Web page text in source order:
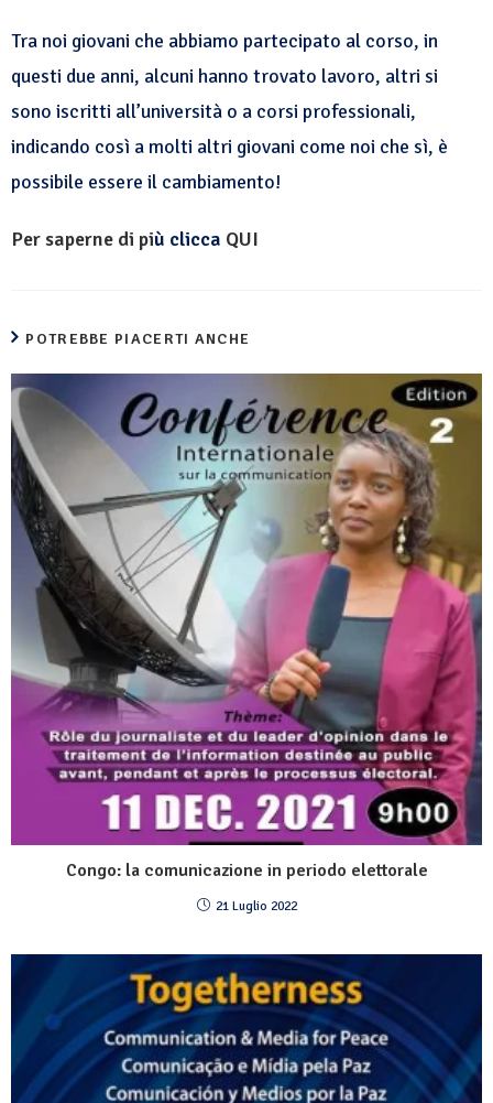
Tra noi giovani che abbiamo partecipato al corso, in
questi due anni, alcuni hanno trovato lavoro, altri si
sono iscritti all’università o a corsi professionali,
indicando così a molti altri giovani come noi che sì, è
possibile essere il cambiamento!
Per saperne di più clicca QUI
POTREBBE PIACERTI ANCHE
Congo: la comunicazione in periodo elettorale
21 Luglio 2022